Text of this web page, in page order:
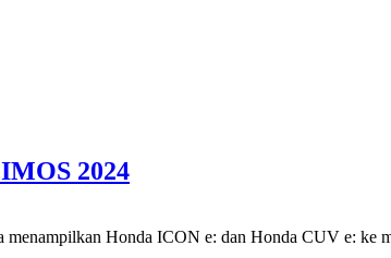
2024
Honda ICON e: dan Honda CUV e: ke